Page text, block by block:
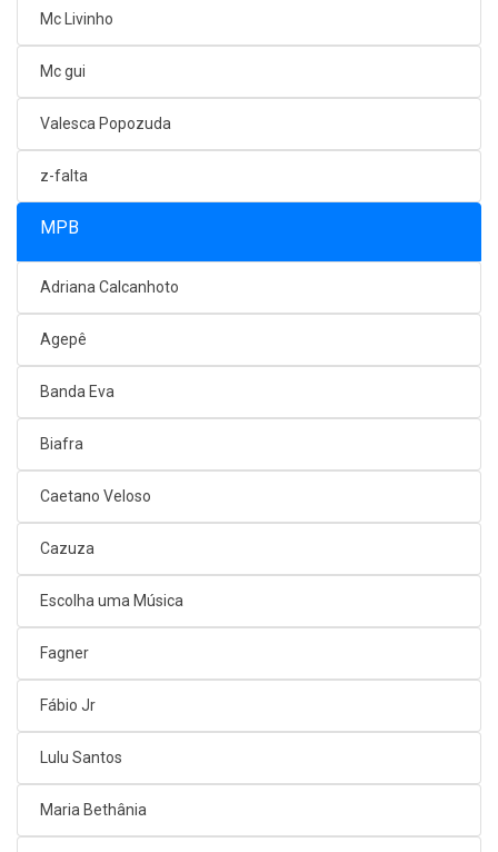
Mc Livinho
Mc gui
Valesca Popozuda
z-falta
MPB
Adriana Calcanhoto
Agepê
Banda Eva
Biafra
Caetano Veloso
Cazuza
Escolha uma Música
Fagner
Fábio Jr
Lulu Santos
Maria Bethânia